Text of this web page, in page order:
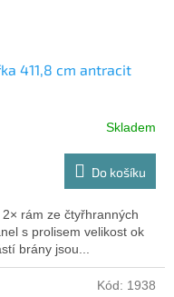
411,8 cm antracit
Skladem
Do košíku
rám ze čtyřhranných
s prolisem velikost ok
brány jsou...
Kód: 1938